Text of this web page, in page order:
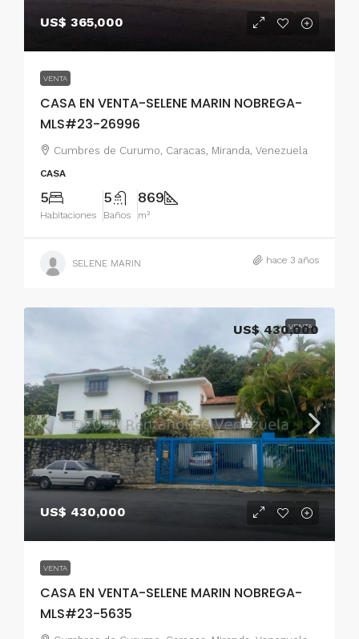
US$ 365,000
VENTA
CASA EN VENTA-SELENE MARIN NOBREGA-
MLS#23-26996
Cumbres de Curumo, Caracas, Miranda, Venezuela
CASA
5
Habitaciones
5
Baños
869
m²
SELENE MARIN hace 3 años
VENTA
US$ 430,000
VENTA
CASA EN VENTA-SELENE MARIN NOBREGA-
MLS#23-5635
US$ 430,000